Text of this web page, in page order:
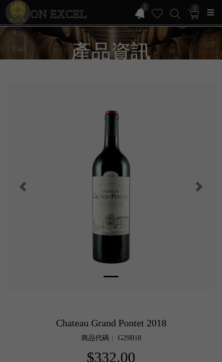
ON EXCEL
1 0
產品資訊
Chateau Grand Pontet 2018
商品代碼： G29B18
$332.00